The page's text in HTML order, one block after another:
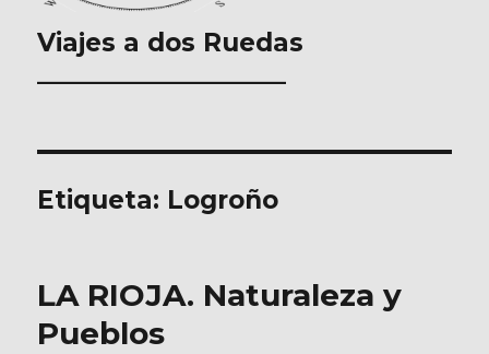
Viajes a dos Ruedas
___________________
Etiqueta: Logroño
LA RIOJA. Naturaleza y
Pueblos